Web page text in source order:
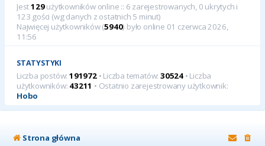
Jest129użytkowników online :: 6 zarejestrowanych, 0 ukrytych i
123 gości (wg danych z ostatnich 5 minut)
Najwięcej użytkowników (5940) było online 01 czerwca 2026,
11:56
STATYSTYKI
Liczba postów: 191972• Liczba tematów:30524 • Liczba
użytkowników: 43211 • Ostatnio zarejestrowany użytkownik:
Hobo
Strona główna